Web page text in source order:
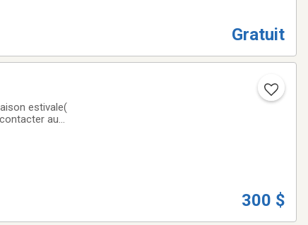
Gratuit
estivale(
au
300 $